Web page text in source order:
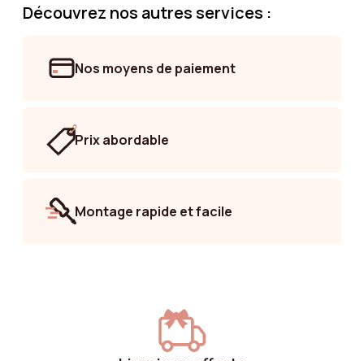
Découvrez nos autres services :
Nos moyens de paiement
Prix abordable
Montage rapide et facile